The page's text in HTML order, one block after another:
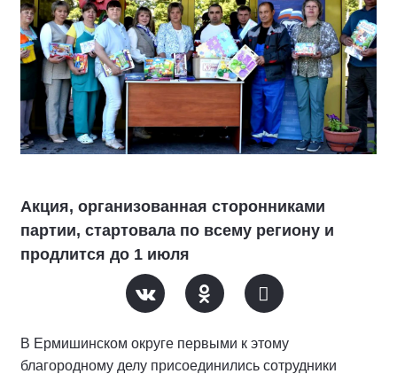
Акция, организованная сторонниками
партии, стартовала по всему региону и
продлится до 1 июля
В Ермишинском округе первыми к этому
благородному делу присоединились сотрудники